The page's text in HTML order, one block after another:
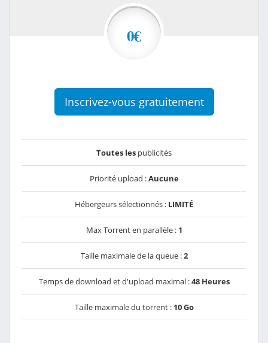
0€
Inscrivez-vous gratuitement
Toutes les publicités
Priorité upload :Aucune
Hébergeurs sélectionnés : LIMITÉ
Max Torrent en parallèle : 1
Taille maximale de la queue :2
Temps de download et d'upload maximal :48 Heures
Taille maximale du torrent : 10 Go